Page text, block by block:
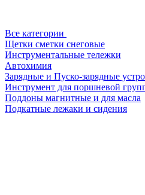
Все категории
Щетки сметки снеговые
Инструментальные тележки
Автохимия
Зарядные и Пуско-зарядные
Инструмент для поршневой
Поддоны магнитные и для масла
Подкатные лежаки и сидения